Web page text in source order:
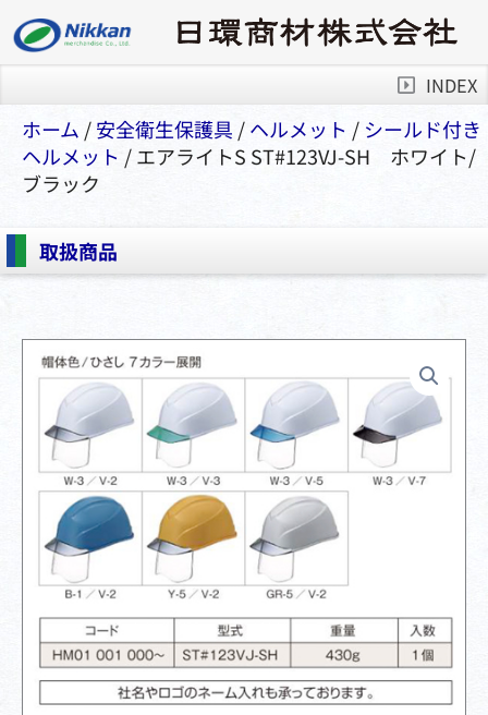
INDEX
ホーム /安全衛⽣保護具 /ヘルメット / シールド付き
ヘルメット / エアライトS ST#123VJ-SH ホワイト/
ブラック
取扱商品